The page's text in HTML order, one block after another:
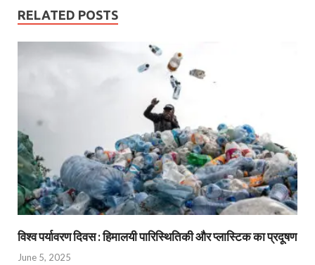
RELATED POSTS
विश्व पर्यावरण दिवस : हिमालयी पारिस्थितिकी और प्लास्टिक का प्रदूषण
June 5, 2025